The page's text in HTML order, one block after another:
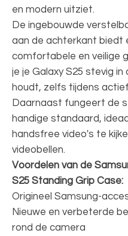
en modern uitziet.
De ingebouwde
aan de achterkant biedt
comfortabele en veilige
je je Galaxy S25 stevig in
houdt, zelfs tijdens
Daarnaast fungeert de
handige standaard,
handsfree video's te
videobellen.
Voordelen van de
S25 Standing Grip Case:
Origineel Samsung-
Nieuwe en verbeterde
rond de camera